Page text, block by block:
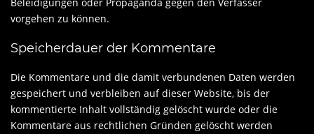
vorgehen zu können.
Speicherdauer der Kommentare
Die Kommentare und die damit verbundenen Daten werden
gespeichert und verbleiben auf dieser Website, bis der
kommentierte Inhalt vollständig gelöscht wurde oder die
Kommentare aus rechtlichen Gründen gelöscht werden